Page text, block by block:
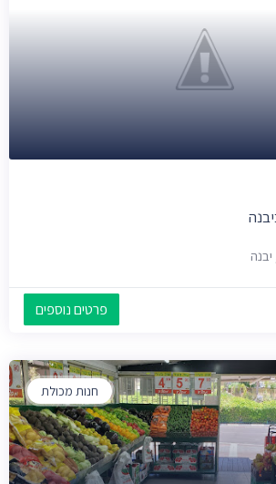
פרטים נוספים
חנות מכולת